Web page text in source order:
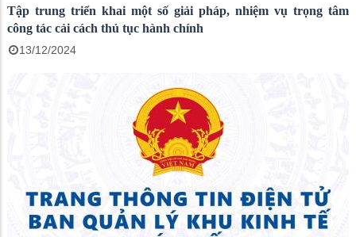
Tập trung triển khai một số giải pháp, nhiệm vụ trọng tâm
công tác cải cách thủ tục hành chính
13/12/2024